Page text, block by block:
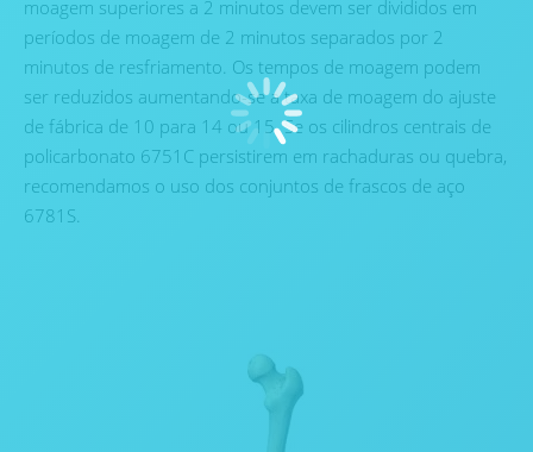
moagem superiores a 2 minutos devem ser divididos em
períodos de moagem de 2 minutos separados por 2
minutos de resfriamento. Os tempos de moagem podem
ser reduzidos aumentando-se a taxa de moagem do ajuste
de fábrica de 10 para 14 ou 15. Se os cilindros centrais de
policarbonato 6751C persistirem em rachaduras ou quebra,
recomendamos o uso dos conjuntos de frascos de aço
6781S.